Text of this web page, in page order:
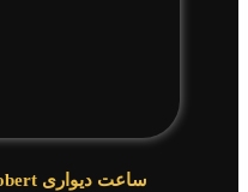
ساعت دیواری shobert مدل 5157L-30-42cm